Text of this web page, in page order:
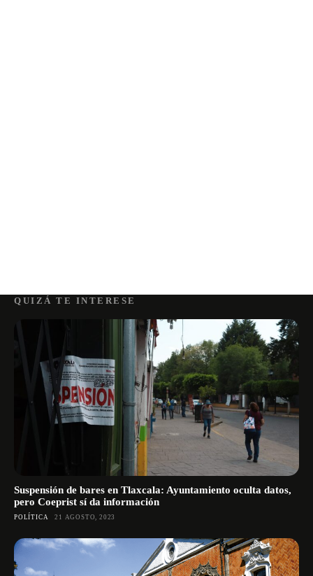
QUIZÁ TE INTERESE
Suspensión de bares en Tlaxcala: Ayuntamiento oculta datos,
pero Coeprist sí da información
POLÍTICA 21 AGOSTO, 2023